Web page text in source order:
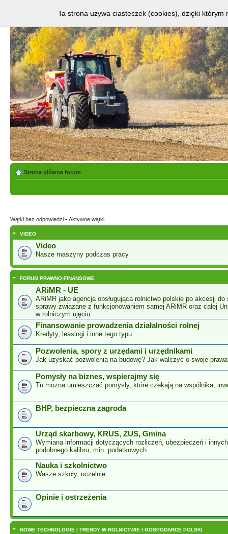
Strona główna forum
Wątki bez odpowiedzi • Aktywne wątki
- VIDEO
Video
Nasze maszyny podczas pracy
- FORUM PRAWNO-FINANSOWE
ARiMR - UE
ARiMR jako agencja obsługująca rolnictwo polskie po akcesji do
sprawy związane z funkcjonowaniem samej ARiMR oraz całej
w rolniczym ujęciu.
Finansowanie prowadzenia działalności rolnej
Kredyty, leasingi i inne tego typu.
Pozwolenia, spory z urzędami i urzędnikami
Jak uzyskać pozwolenia na budowę? Jak walczyć o swoje
Pomysły na biznes, wspierajmy się
Tu można umieszczać pomysły, które czekają na wspólnika,
BHP, bezpieczna zagroda
Urząd skarbowy, KRUS, ZUS, Gmina
Wymiana informacji dotyczących rozliczeń, ubezpieczeń i
podobnego kalibru, min. podatkowych.
Nauka i szkolnictwo
Wasze szkoły, uczelnie.
Opinie i ostrzeżenia
- NOWE TECHNOLOGIE I TRENDY W ROLNICTWIE I GOSPODARCE POLSKI
Ta strona używa ciasteczek (cookies), dzięki którym